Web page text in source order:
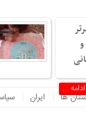
ادامه ...
ها ایران